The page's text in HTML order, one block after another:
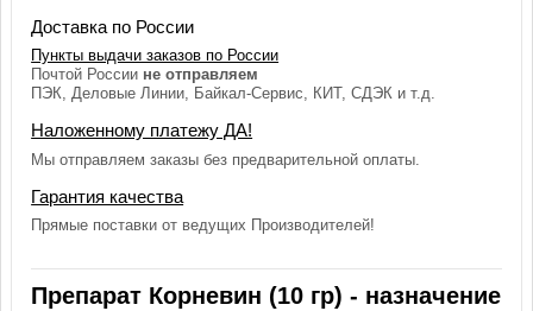
Доставка по России
Пункты выдачи заказов по России
Почтой России не отправляем
ПЭК, Деловые Линии, Байкал-Сервис, КИТ, СДЭК и т.д.
Наложенному платежу ДА!
Мы отправляем заказы без предварительной оплаты.
Гарантия качества
Прямые поставки от ведущих Производителей!
Препарат Корневин (10 гр) - назначение